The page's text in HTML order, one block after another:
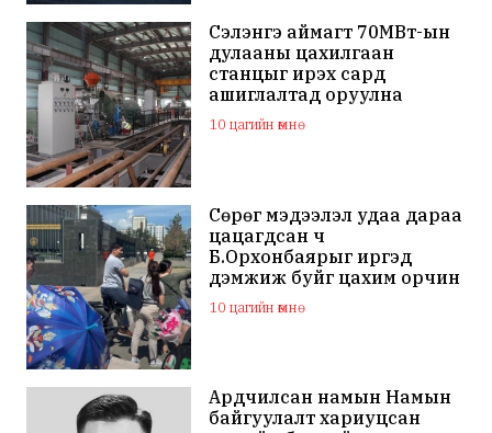
Сэлэнгэ аймагт 70МВт-ын
дулааны цахилгаан
станцыг ирэх сард
ашиглалтад оруулна
10 цагийн өмнө
Сөрөг мэдээлэл удаа дараа
цацагдсан ч
Б.Орхонбаярыг иргэд
дэмжиж буйг цахим орчин
дахь сэтгэгдэл харууллаа
10 цагийн өмнө
Ардчилсан намын Намын
байгуулалт хариуцсан